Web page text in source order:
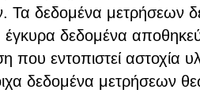
Τα δεδομένα μετρήσεων
δεδομένα
που εντοπιστεί αστοχία
δεδομένα μετρήσεων